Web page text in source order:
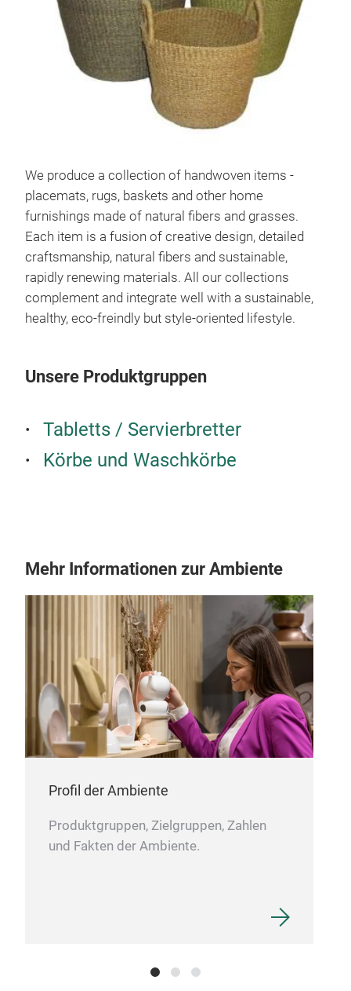
We produce a collection of handwoven items -
placemats, rugs, baskets and other home
furnishings made of natural fibers and grasses.
Each item is a fusion of creative design, detailed
craftsmanship, natural fibers and sustainable,
rapidly renewing materials. All our collections
complement and integrate well with a sustainable,
healthy, eco-freindly but style-oriented lifestyle.
Unsere Produktgruppen
Tabletts / Servierbretter
Körbe und Waschkörbe
Mehr Informationen zur Ambiente
Profil der Ambiente
Produktgruppen, Zielgruppen, Zahlen
und Fakten der Ambiente.